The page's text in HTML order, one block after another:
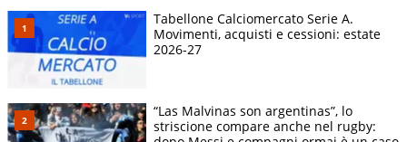
Tabellone Calciomercato Serie A.
Movimenti, acquisti e cessioni: estate
2026-27
“Las Malvinas son argentinas”, lo
striscione compare anche nel rugby: